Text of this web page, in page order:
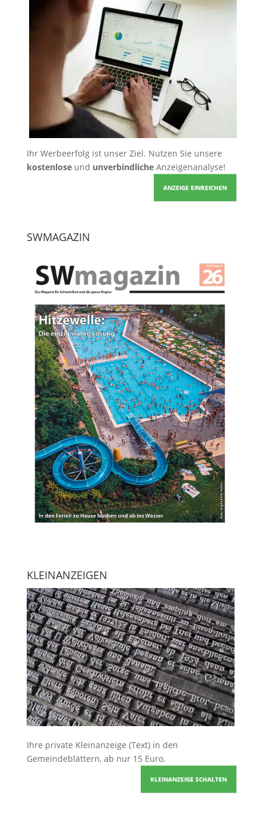
Ihr Werbeerfolg ist unser Ziel. Nutzen Sie unsere
kostenloseund unverbindlicheAnzeigenanalyse!
ANZEIGE EINREICHEN
SWMAGAZIN
KLEINANZEIGEN
Ihre private Kleinanzeige (Text) in den
Gemeindeblättern, ab nur 15 Euro.
KLEINANZEIGE SCHALTEN